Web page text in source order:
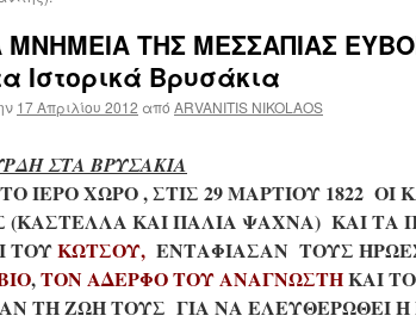
ΜΝΗΜΕΙΑ ΤΗΣ ΜΕΣΣΑΠΙΑΣ
Ιστορικά Βρυσάκια
17 Απριλίου 2012 από ARVANITIS NIKOLAOS
ΣΤΑ ΒΡΥΣΑΚΙΑ
ΙΕΡΟ ΧΩΡΟ , ΣΤΙΣ 29 ΜΑΡΤΙΟΥ 1822 ΟΙ
(ΚΑΣΤΕΛΛΑ ΚΑΙ ΠΑΛΙΑ ΨΑΧΝΑ) ΚΑΙ ΤΑ
ΤΟΥΚΩΤΣΟΥ, ΕΝΤΑΦΙΑΣΑΝ ΤΟΥΣ
,ΤΟΝ ΑΔΕΡΦΟ ΤΟΥ ΑΝΑΓΝΩΣΤΗΚΑΙ
ΤΗ ΖΩΗ ΤΟΥΣ ΓΙΑ ΝΑ ΕΛΕΥΘΕΡΩΘΕΙ Η